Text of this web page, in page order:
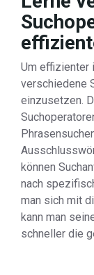
Um effizienter
verschiedene
einzusetzen.
können
nach
man sich mit
kann man
schneller die